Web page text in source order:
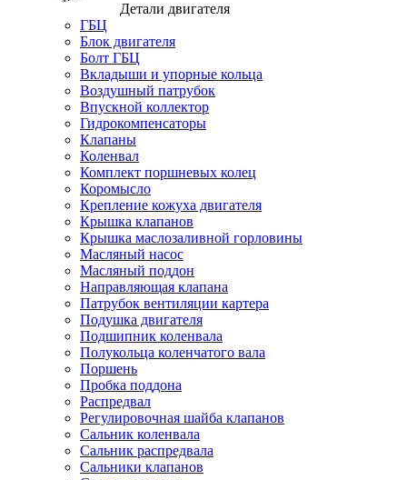
Детали двигателя
ГБЦ
Блок двигателя
Болт ГБЦ
Вкладыши и упорные кольца
Воздушный патрубок
Впускной коллектор
Гидрокомпенсаторы
Клапаны
Коленвал
Комплект поршневых колец
Коромысло
Крепление кожуха двигателя
Крышка клапанов
Крышка маслозаливной горловины
Масляный насос
Масляный поддон
Направляющая клапана
Патрубок вентиляции картера
Подушка двигателя
Подшипник коленвала
Полукольца коленчатого вала
Поршень
Пробка поддона
Распредвал
Регулировочная шайба клапанов
Сальник коленвала
Сальник распредвала
Сальники клапанов